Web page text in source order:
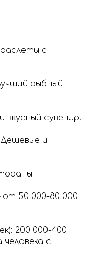
с
рыбный
вкусный сувенир.
и
50 000-80 000
200 000-400
человека с